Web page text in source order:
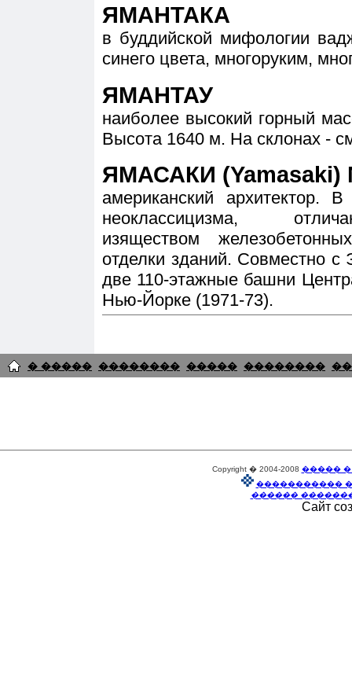
ЯМАНТАКА
в буддийской мифологии
синего цвета, многоруким,
ЯМАНТАУ
наиболее высокий горный
Высота 1640 м. На склонах -
ЯМАСАКИ (Yamasaki)
американский архитектор.
неоклассицизма,
изяществом
отделки зданий. Совместно
две 110-этажные башни
Нью-Йорке (1971-73).
� ����� �������� ����� ��������
Copyright � 2004-2008 �����
�����������
������
Сайт